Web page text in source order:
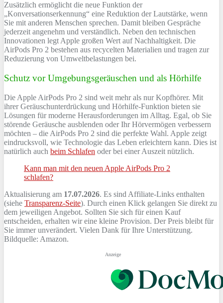
Zusätzlich ermöglicht die neue Funktion der
„Konversationserkennung“ eine Reduktion der Lautstärke, wenn
Sie mit anderen Menschen sprechen. Damit bleiben Gespräche
jederzeit angenehm und verständlich. Neben den technischen
Innovationen legt Apple großen Wert auf Nachhaltigkeit. Die
AirPods Pro 2 bestehen aus recycelten Materialien und tragen zur
Reduzierung von Umweltbelastungen bei.
Schutz vor Umgebungsgeräuschen und als Hörhilfe
Die Apple AirPods Pro 2 sind weit mehr als nur Kopfhörer. Mit
ihrer Geräuschunterdrückung und Hörhilfe-Funktion bieten sie
Lösungen für moderne Herausforderungen im Alltag. Egal, ob Sie
störende Geräusche ausblenden oder Ihr Hörvermögen verbessern
möchten – die AirPods Pro 2 sind die perfekte Wahl. Apple zeigt
eindrucksvoll, wie Technologie das Leben erleichtern kann. Dies ist
natürlich auch beim Schlafen oder bei einer Auszeit nützlich.
Kann man mit den neuen Apple AirPods Pro 2
schlafen?
Aktualisierung am 17.07.2026. Es sind Affiliate-Links enthalten
(siehe Transparenz-Seite). Durch einen Klick gelangen Sie direkt zu
dem jeweiligen Angebot. Sollten Sie sich für einen Kauf
entscheiden, erhalten wir eine kleine Provision. Der Preis bleibt für
Sie immer unverändert. Vielen Dank für Ihre Unterstützung.
Bildquelle: Amazon.
Anzeige